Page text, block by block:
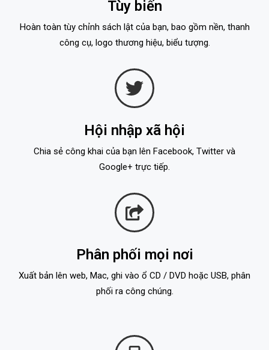
Tùy biến
Hoàn toàn tùy chỉnh sách lật của bạn, bao gồm nền, thanh
công cụ, logo thương hiệu, biểu tượng.
Hội nhập xã hội
Chia sẻ công khai của bạn lên Facebook, Twitter và
Google+ trực tiếp.
Phân phối mọi nơi
Xuất bản lên web, Mac, ghi vào ổ CD / DVD hoặc USB, phân
phối ra công chúng.